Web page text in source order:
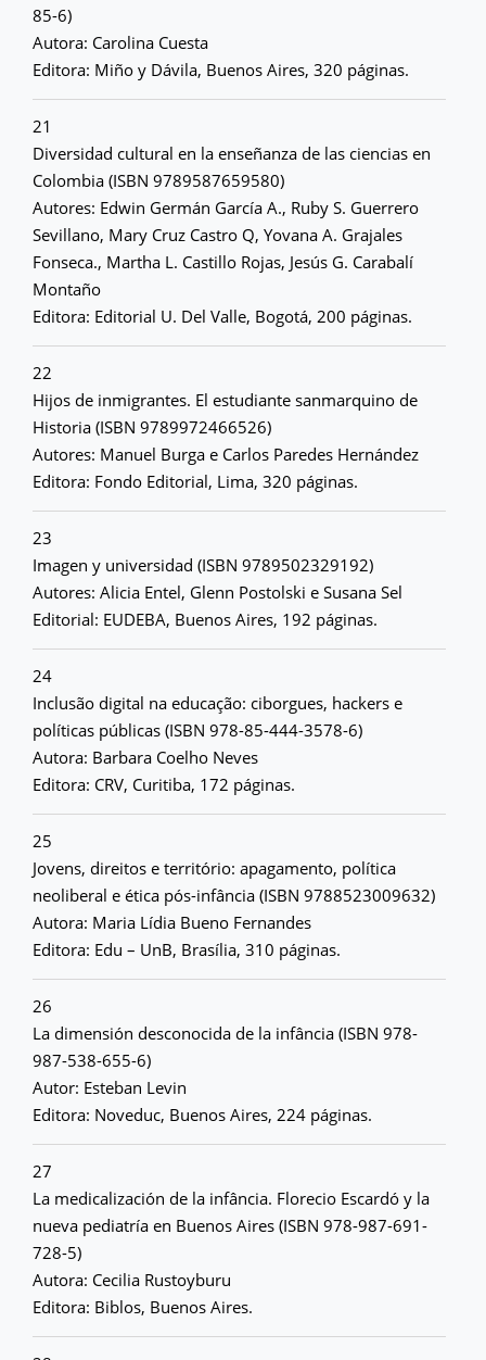
85-6)
Autora: Carolina Cuesta
Editora: Miño y Dávila, Buenos Aires, 320 páginas.
21
Diversidad cultural en la enseñanza de las ciencias en
Colombia (ISBN 9789587659580)
Autores: Edwin Germán García A., Ruby S. Guerrero
Sevillano, Mary Cruz Castro Q, Yovana A. Grajales
Fonseca., Martha L. Castillo Rojas, Jesús G. Carabalí
Montaño
Editora: Editorial U. Del Valle, Bogotá, 200 páginas.
22
Hijos de inmigrantes. El estudiante sanmarquino de
Historia (ISBN 9789972466526)
Autores: Manuel Burga e Carlos Paredes Hernández
Editora: Fondo Editorial, Lima, 320 páginas.
23
Imagen y universidad (ISBN 9789502329192)
Autores: Alicia Entel, Glenn Postolski e Susana Sel
Editorial: EUDEBA, Buenos Aires, 192 páginas.
24
Inclusão digital na educação: ciborgues, hackers e
políticas públicas (ISBN 978-85-444-3578-6)
Autora: Barbara Coelho Neves
Editora: CRV, Curitiba, 172 páginas.
25
Jovens, direitos e território: apagamento, política
neoliberal e ética pós-infância (ISBN 9788523009632)
Autora: Maria Lídia Bueno Fernandes
Editora: Edu – UnB, Brasília, 310 páginas.
26
La dimensión desconocida de la infância (ISBN 978-
987-538-655-6)
Autor: Esteban Levin
Editora: Noveduc, Buenos Aires, 224 páginas.
27
La medicalización de la infância. Florecio Escardó y la
nueva pediatría en Buenos Aires (ISBN 978-987-691-
728-5)
Autora: Cecilia Rustoyburu
Editora: Biblos, Buenos Aires.